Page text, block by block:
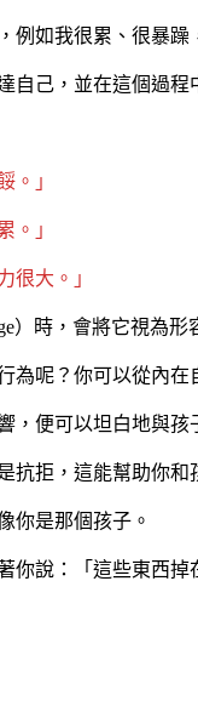
例如我很累、很暴
自己，並在這個過
。」
。」
很大。」
）時，會將它視為
為呢？你可以從內
，便可以坦白地與
抗拒，這能幫助你
你是那個孩子。
你說：「這些東西